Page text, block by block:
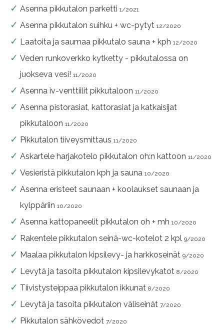
Asenna pikkutalon parketti 1/2021
Asenna pikkutalon suihku + wc-pytyt 12/2020
Laatoita ja saumaa pikkutalo sauna + kph 12/2020
Veden runkoverkko kytketty - pikkutalossa on
juokseva vesi! 11/2020
Asenna iv-venttiilit pikkutaloon 11/2020
Asenna pistorasiat, kattorasiat ja katkaisijat
pikkutaloon 11/2020
Pikkutalon tiiveysmittaus 11/2020
Askartele harjakotelo pikkutalon oh:n kattoon 11/2020
Vesieristä pikkutalon kph ja sauna 10/2020
Asenna eristeet saunaan + koolaukset saunaan ja
kylppäriin 10/2020
Asenna kattopaneelit pikkutalon oh + mh 10/2020
Rakentele pikkutalon seinä-wc-kotelot 2 kpl 9/2020
Maalaa pikkutalon kipsilevy- ja harkkoseinät 9/2020
Levytä ja tasoita pikkutalon kipsilevykatot 8/2020
Tiivistysteippaa pikkutalon ikkunat 8/2020
Levytä ja tasoita pikkutalon väliseinät 7/2020
Pikkutalon sähkövedot 7/2020